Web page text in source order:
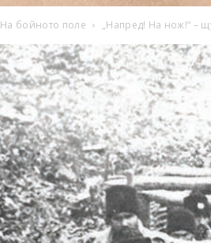
На бойното поле „Напред! На нож!“ –